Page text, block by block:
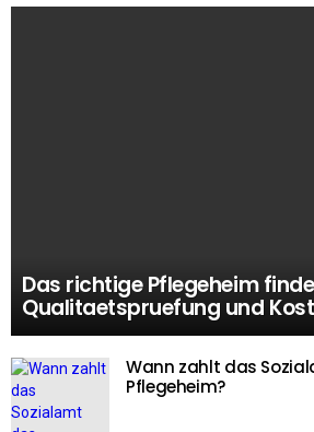
Das richtige Pflegeheim
Qualitaetspruefung und
Wann zahlt das
Pflegeheim?